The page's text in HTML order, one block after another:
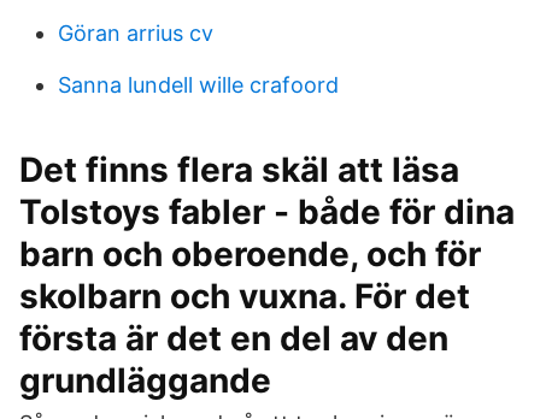
Göran arrius cv
Sanna lundell wille crafoord
Det finns flera skäl att läsa
Tolstoys fabler - både för dina
barn och oberoende, och för
skolbarn och vuxna. För det
första är det en del av den
grundläggande